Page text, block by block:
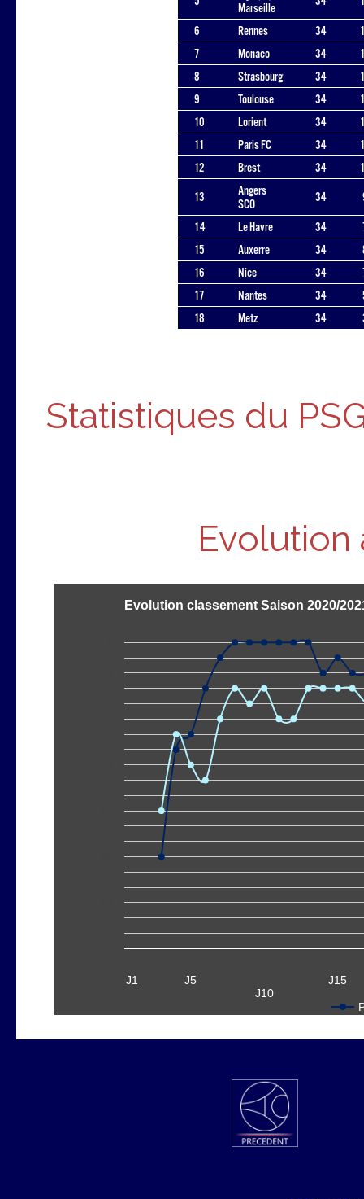
Marseille
6 Rennes 34
7
Monaco 34
8
Strasbourg 34
9
Toulouse 34
10
Lorient 34
11
Paris FC 34
12
Brest 34
13
Angers
SCO
34
14 Le Havre 34
15
Auxerre 34
16
Nice 34
17
Nantes 34
18
Metz 34
Statistiques du
Evolution
Evolution classement Saison 2020/
J1
J5
J10
J15